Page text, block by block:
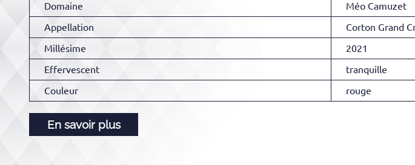
Domaine
Méo Camuzet
Appellation
Corton Grand
Millésime
2021
Effervescent
tranquille
Couleur
rouge
En savoir plus